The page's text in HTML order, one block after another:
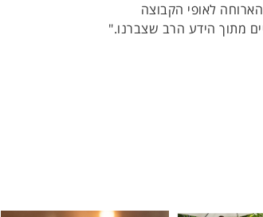
לאופי הקבוצה
מתוך הידע הרב שצברנו."